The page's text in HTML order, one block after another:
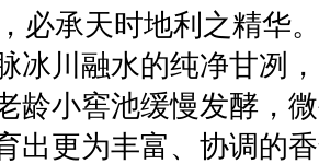
必承天时地利之精华
冰川融水的纯净甘冽
龄小窖池缓慢发酵，
出更为丰富、协调的